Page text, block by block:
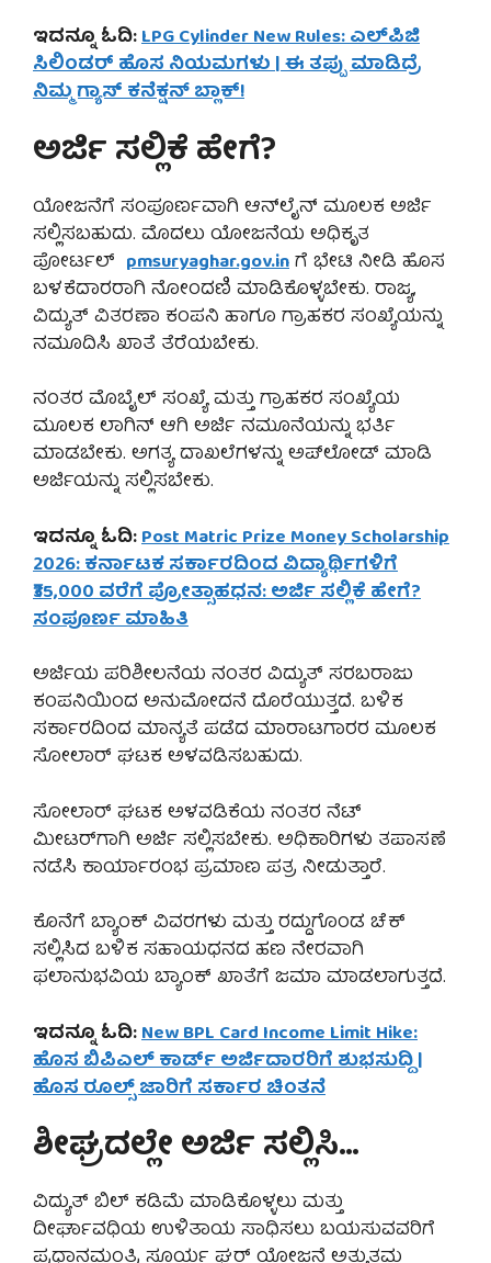
ಇದನ್ನೂ ಓದಿ:LPG Cylinder New Rules: ಎಲ್‌ಪಿಜಿ
ಸಿಲಿಂಡರ್ ಹೊಸ ನಿಯಮಗಳು | ಈ ತಪ್ಪು ಮಾಡಿದ್ರೆ
ನಿಮ್ಮ ಗ್ಯಾಸ್ ಕನೆಕ್ಷನ್ ಬ್ಲಾಕ್!
ಅರ್ಜಿ ಸಲ್ಲಿಕೆ ಹೇಗೆ?
ಯೋಜನೆಗೆ ಸಂಪೂರ್ಣವಾಗಿ ಆನ್‌ಲೈನ್ ಮೂಲಕ ಅರ್ಜಿ
ಸಲ್ಲಿಸಬಹುದು. ಮೊದಲು ಯೋಜನೆಯ ಅಧಿಕೃತ
ಪೋರ್ಟಲ್ pmsuryaghar.gov.inಗೆ ಭೇಟಿ ನೀಡಿ ಹೊಸ
ಬಳಕೆದಾರರಾಗಿ ನೋಂದಣಿ ಮಾಡಿಕೊಳ್ಳಬೇಕು. ರಾಜ್ಯ,
ವಿದ್ಯುತ್ ವಿತರಣಾ ಕಂಪನಿ ಹಾಗೂ ಗ್ರಾಹಕರ ಸಂಖ್ಯೆಯನ್ನು
ನಮೂದಿಸಿ ಖಾತೆ ತೆರೆಯಬೇಕು.
ನಂತರ ಮೊಬೈಲ್ ಸಂಖ್ಯೆ ಮತ್ತು ಗ್ರಾಹಕರ ಸಂಖ್ಯೆಯ
ಮೂಲಕ ಲಾಗಿನ್ ಆಗಿ ಅರ್ಜಿ ನಮೂನೆಯನ್ನು ಭರ್ತಿ
ಮಾಡಬೇಕು. ಅಗತ್ಯ ದಾಖಲೆಗಳನ್ನು ಅಪ್‌ಲೋಡ್ ಮಾಡಿ
ಅರ್ಜಿಯನ್ನು ಸಲ್ಲಿಸಬೇಕು.
ಇದನ್ನೂ ಓದಿ:Post Matric Prize Money Scholarship
2026: ಕರ್ನಾಟಕ ಸರ್ಕಾರದಿಂದ ವಿದ್ಯಾರ್ಥಿಗಳಿಗೆ
₹35,000 ವರೆಗೆ ಪ್ರೋತ್ಸಾಹಧನ: ಅರ್ಜಿ ಸಲ್ಲಿಕೆ ಹೇಗೆ?
ಸಂಪೂರ್ಣ ಮಾಹಿತಿ
ಅರ್ಜಿಯ ಪರಿಶೀಲನೆಯ ನಂತರ ವಿದ್ಯುತ್ ಸರಬರಾಜು
ಕಂಪನಿಯಿಂದ ಅನುಮೋದನೆ ದೊರೆಯುತ್ತದೆ. ಬಳಿಕ
ಸರ್ಕಾರದಿಂದ ಮಾನ್ಯತೆ ಪಡೆದ ಮಾರಾಟಗಾರರ ಮೂಲಕ
ಸೋಲಾರ್ ಘಟಕ ಅಳವಡಿಸಬಹುದು.
ಸೋಲಾರ್ ಘಟಕ ಅಳವಡಿಕೆಯ ನಂತರ ನೆಟ್
ಮೀಟರ್‌ಗಾಗಿ ಅರ್ಜಿ ಸಲ್ಲಿಸಬೇಕು. ಅಧಿಕಾರಿಗಳು ತಪಾಸಣೆ
ನಡೆಸಿ ಕಾರ್ಯಾರಂಭ ಪ್ರಮಾಣ ಪತ್ರ ನೀಡುತ್ತಾರೆ.
ಕೊನೆಗೆ ಬ್ಯಾಂಕ್ ವಿವರಗಳು ಮತ್ತು ರದ್ದುಗೊಂಡ ಚೆಕ್
ಸಲ್ಲಿಸಿದ ಬಳಿಕ ಸಹಾಯಧನದ ಹಣ ನೇರವಾಗಿ
ಫಲಾನುಭವಿಯ ಬ್ಯಾಂಕ್ ಖಾತೆಗೆ ಜಮಾ ಮಾಡಲಾಗುತ್ತದೆ.
ಇದನ್ನೂ ಓದಿ:New BPL Card Income Limit Hike:
ಹೊಸ ಬಿಪಿಎಲ್ ಕಾರ್ಡ್ ಅರ್ಜಿದಾರರಿಗೆ ಶುಭಸುದ್ದಿ |
ಹೊಸ ರೂಲ್ಸ್ ಜಾರಿಗೆ ಸರ್ಕಾರ ಚಿಂತನೆ
ಶೀಘ್ರದಲ್ಲೇ ಅರ್ಜಿ ಸಲ್ಲಿಸಿ…
ವಿದ್ಯುತ್ ಬಿಲ್ ಕಡಿಮೆ ಮಾಡಿಕೊಳ್ಳಲು ಮತ್ತು
ದೀರ್ಘಾವಧಿಯ ಉಳಿತಾಯ ಸಾಧಿಸಲು ಬಯಸುವವರಿಗೆ